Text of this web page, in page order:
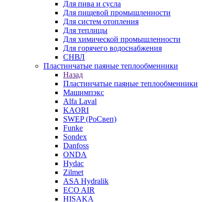
Для пива и сусла
Для пищевой промышленности
Для систем отопления
Для теплицы
Для химической промышленности
Для горячего водоснабжения
СНВЛ
Пластинчатые паяные теплообменники
Назад
Пластинчатые паяные теплообменники
Машимпэкс
Alfa Laval
KAORI
SWEP (РоСвеп)
Funke
Sondex
Danfoss
ONDA
Hydac
Zilmet
ASA Hydralik
ECO AIR
HISAKA